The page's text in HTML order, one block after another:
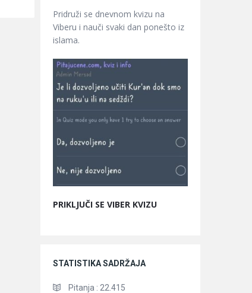
Pridruži se dnevnom kvizu na
Viberu i nauči svaki dan ponešto iz
islama.
PRIKLJUČI SE VIBER KVIZU
STATISTIKA SADRŽAJA
Pitanja : 22.415